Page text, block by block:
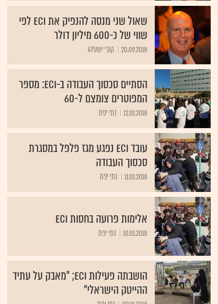
שאול שני מנסה להנפיק את ECI לפי
שווי של כ-600 מיליון דולר
20.09.2018 קובי ישעיהו
הסתיים סכסוך העבודה ב-ECI: מספר
המפוטרים צומצם ל-60
12.01.2018 נתי יפת
עובד ECI נפגע מגז פלפל במסגרת
סכסוך העבודה
11.01.2018 נתי יפת
אלימות פרועה בחסות ECI
10.01.2018 נתי יפת
הושבתה פעילות ECI; "מאבק על עתיד
ההייטק הישראלי"